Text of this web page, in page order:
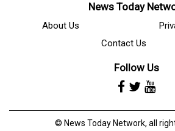
News Today
About Us
Contact Us
Follow Us
© News Today Network, all
देहरादून - ग्राफिक
कॉलेज ने रचा
एमबीबीएस की